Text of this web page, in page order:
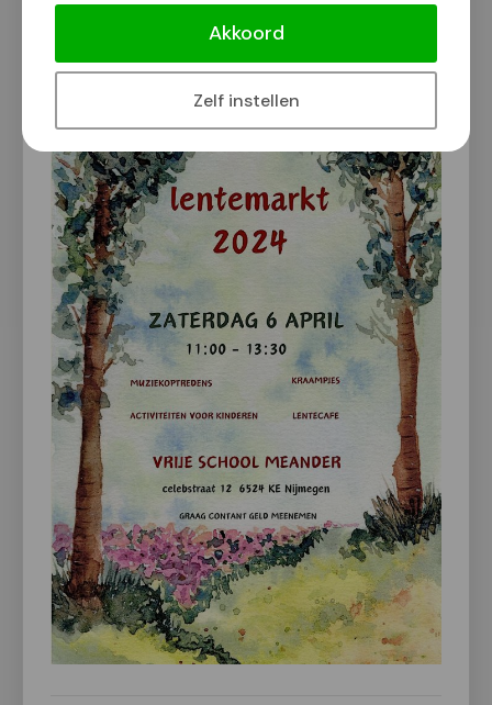
Akkoord
Zelf instellen
Van onze redactie
4 april 2024